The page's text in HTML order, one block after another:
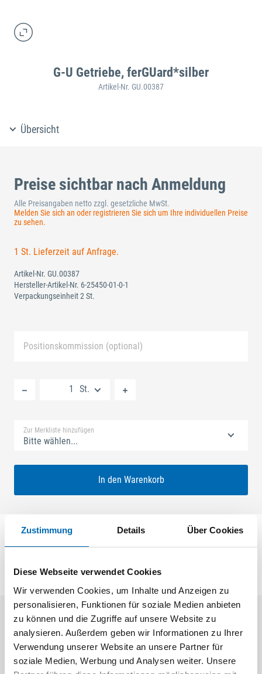
Zustimmung Details Über Cookies
Diese Webseite verwendet Cookies
Wir verwenden Cookies, um Inhalte und Anzeigen zu
personalisieren, Funktionen für soziale Medien anbieten
zu können und die Zugriffe auf unsere Website zu
analysieren. Außerdem geben wir Informationen zu Ihrer
Verwendung unserer Website an unsere Partner für
soziale Medien, Werbung und Analysen weiter. Unsere
G-U Getriebe, ferGUard*silber
Artikel-Nr. GU.00387
Übersicht
Preise sichtbar nach Anmeldung
Alle Preisangaben netto zzgl. gesetzliche MwSt.
Melden Sie sich an oder registrieren Sie sich um Ihre individuellen Preise
zu sehen.
1 St. Lieferzeit auf Anfrage.
Artikel-Nr. GU.00387
Hersteller-Artikel-Nr. 6-25450-01-0-1
Verpackungseinheit 2 St.
Positionskommission (optional)
St.
Zur Merkliste hinzufügen
Bitte wählen...
In den Warenkorb
Getriebe
Aktuelle Angebote